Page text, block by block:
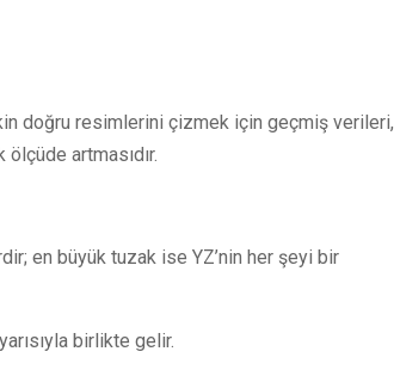
doğru resimlerini çizmek için geçmiş verileri,
artmasıdır.
en büyük tuzak ise YZ’nin her şeyi bir
birlikte gelir.